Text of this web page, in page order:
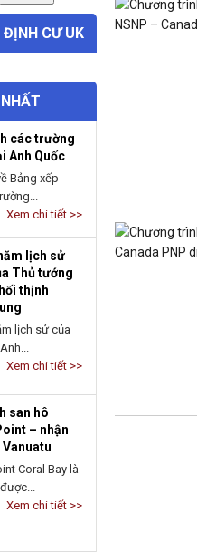
CƯ UK
Anh Quốc
Bảng xếp
Xem chi tiết >>
Thủ tướng
thịnh
lịch sử của
Xem chi tiết >>
– nhận
Coral Bay là
Xem chi tiết >>